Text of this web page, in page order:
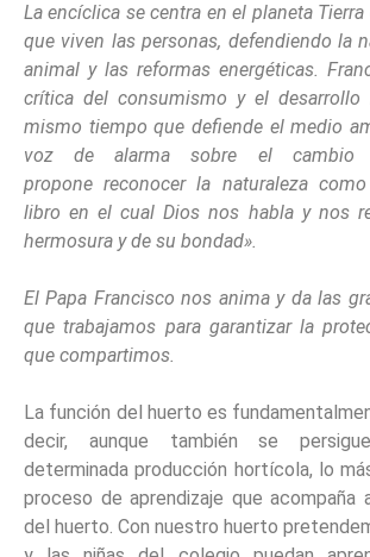
La encíclica se centra en el planeta
que viven las personas, defendiendo la
animal y las reformas energéticas.
crítica del consumismo y el desarrollo
mismo tiempo que defiende el medio
voz de alarma sobre el cambio
propone reconocer la naturaleza
libro en el cual Dios nos habla y nos
hermosura y de su bondad».
El Papa Francisco nos anima y da las
que trabajamos para garantizar la
que compartimos.
La función del huerto es
decir, aunque también se
determinada producción hortícola, lo
proceso de aprendizaje que acompaña
del huerto. Con nuestro huerto